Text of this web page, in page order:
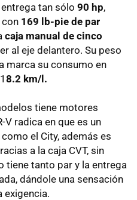
entrega tan sólo 90 hp,
con 169 lb-pie de par
caja manual de cinco
al eje delantero. Su peso
marca su consumo en
8.2 km/l.
tiene motores
V radica en que es un
el City, además es
a la caja CVT, sin
tiene tanto par y la entrega
dándole una sensación
exigencia.